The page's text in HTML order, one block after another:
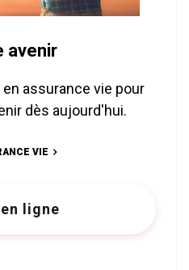
avenir
en assurance vie pour
dès aujourd'hui.
VIE
ligne